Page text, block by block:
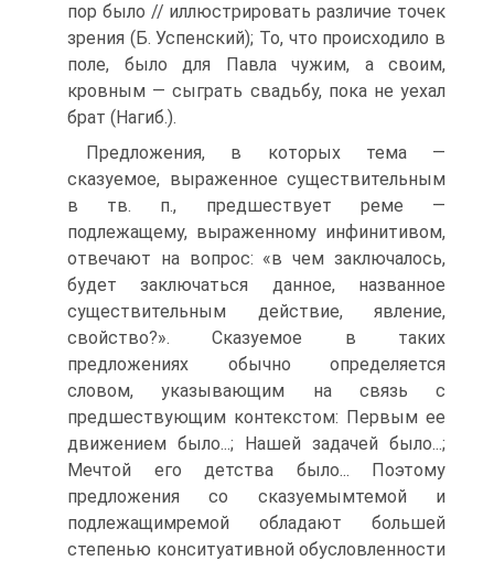
пор было // иллюстрировать различие точек
зрения (Б. Успенский); То, что происходило в
поле, было для Павла чужим, а своим,
кровным — сыграть свадьбу, пока не уехал
брат (Нагиб.).
Предложения, в которых тема —
сказуемое, выраженное существительным
в тв. п., предшествует реме —
подлежащему, выраженному инфинитивом,
отвечают на вопрос: «в чем заключалось,
будет заключаться данное, названное
существительным действие, явление,
свойство?». Сказуемое в таких
предложениях обычно определяется
словом, указывающим на связь с
предшествующим контекстом: Первым ее
движением было...; Нашей задачей было...;
Мечтой его детства было... Поэтому
предложения со сказуемым­темой и
подлежащим­ремой обладают большей
степенью конситуативной обусловленности